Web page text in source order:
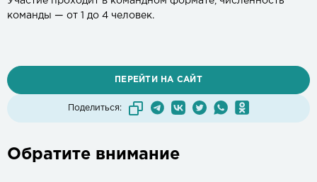
команды — от 1 до 4 человек.
ПЕРЕЙТИ НА САЙТ
Поделиться:
Обратите внимание